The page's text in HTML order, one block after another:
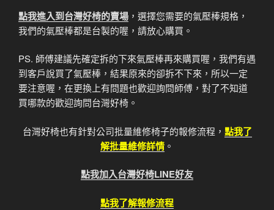
點我進入到台灣好椅的賣場 ，選擇您需要的氣壓棒規格，
我們的氣壓棒都是台製的喔，請放心購買。
PS. 師傅建議先確定拆的下來氣壓棒再來購買喔，我們有遇
到客戶說買了氣壓棒，結果原來的卻拆不下來，所以一定
要注意喔，在更換上有問題也歡迎詢問師傅，對了不知道
買哪款的歡迎詢問台灣好椅。
台灣好椅也有針對公司批量維修椅子的報修流程， 點我了
解批量維修詳情 。
點我加入台灣好椅LINE好友
點我了解報修流程